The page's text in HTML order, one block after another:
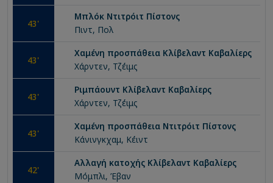
43'
Μπλόκ Ντιτρόιτ Πίστονς
Πιντ, Πολ
43'
Χαμένη προσπάθεια Κλίβελαντ Καβαλίερς
Χάρντεν, Τζέιμς
43'
Ριμπάουντ Κλίβελαντ Καβαλίερς
Χάρντεν, Τζέιμς
43'
Χαμένη προσπάθεια Ντιτρόιτ Πίστονς
Κάνινγκχαμ, Κέιντ
42'
Αλλαγή κατοχής Κλίβελαντ Καβαλίερς
Μόμπλι, Έβαν